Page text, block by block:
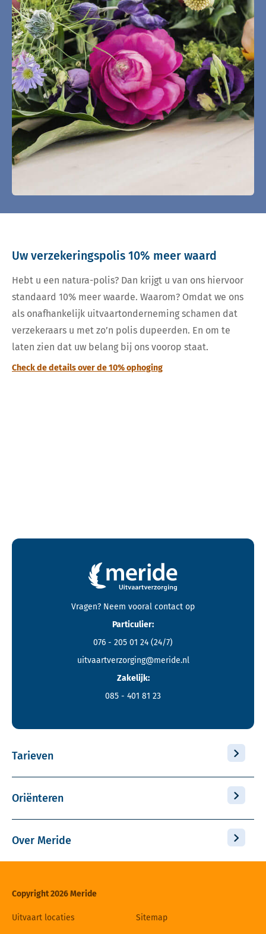
Uw verzekeringspolis 10% meer waard
Hebt u een natura-polis? Dan krijgt u van ons hiervoor
standaard 10% meer waarde. Waarom? Omdat we ons
als onafhankelijk uitvaartonderneming schamen dat
verzekeraars u met zo’n polis dupeerden. En om te
laten zien dat uw belang bij ons voorop staat.
Check de details over de 10% ophoging
Contactgegevens en footer menu van Meride
Vragen? Neem vooral contact op
Particulier:
076 - 205 01 24 (24/7)
uitvaartverzorging@meride.nl
Zakelijk:
085 - 401 81 23
Tarieven
Oriënteren
Over Meride
Copyright 2026 Meride
Uitvaart locaties Sitemap